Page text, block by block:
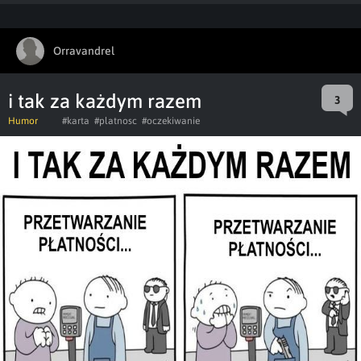
Orravandrel
i tak za każdym razem 3
Humor #karta #platnosc #oczekiwanie